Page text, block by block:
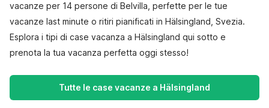
vacanze per 14 persone di Belvilla, perfette per le tue
vacanze last minute o ritiri pianificati in Hälsingland, Svezia.
Esplora i tipi di case vacanza a Hälsingland qui sotto e
prenota la tua vacanza perfetta oggi stesso!
Tutte le case vacanze a Hälsingland